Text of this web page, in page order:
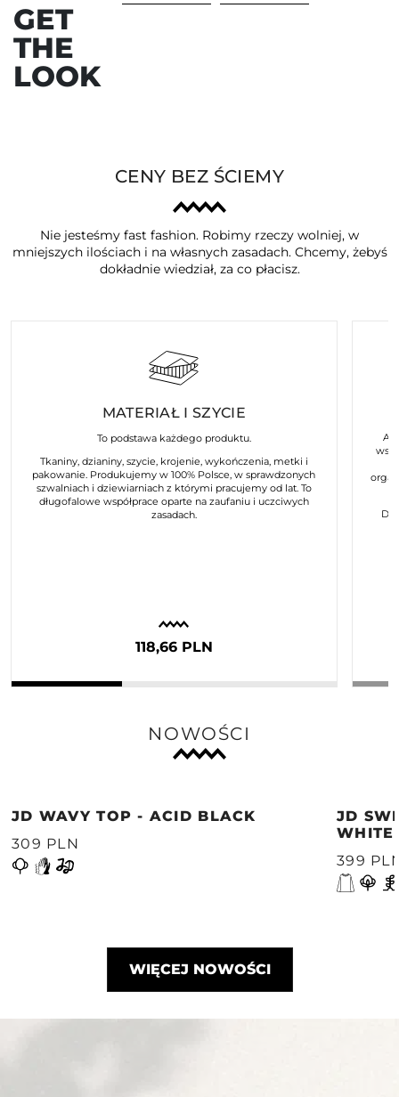
GET
THE
LOOK
CENY BEZ ŚCIEMY
Nie jesteśmy fast fashion. Robimy rzeczy wolniej, w
mniejszych ilościach i na własnych zasadach. Chcemy, żebyś
dokładnie wiedział, za co płacisz.
MATERIAŁ I SZYCIE
To podstawa każdego produktu.
Tkaniny, dzianiny, szycie, krojenie, wykończenia, metki i
pakowanie. Produkujemy w 100% Polsce, w sprawdzonych
szwalniach i dziewiarniach z którymi pracujemy od lat. To
długofalowe współprace oparte na zaufaniu i uczciwych
zasadach.
118,66 PLN
NOWOŚCI
JD WAVY TOP - ACID BLACK
309 PLN
JD
WHITE
399
WIĘCEJ NOWOŚCI